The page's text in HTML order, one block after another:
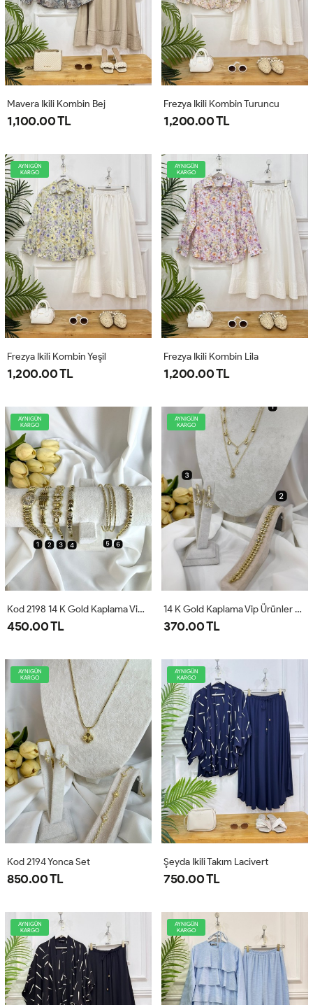
Mavera Ikili Kombin Bej
1,100.00 TL
Frezya Ikili Kombin Turuncu
1,200.00 TL
AYNIGÜN
KARGO
Frezya Ikili Kombin Yeşil
1,200.00 TL
AYNIGÜN
KARGO
Frezya Ikili Kombin Lila
1,200.00 TL
AYNIGÜN
KARGO
Kod 2198 14 K Gold Kaplama Vip Bileklik
450.00 TL
AYNIGÜN
KARGO
14 K Gold Kaplama Vip Ürünler Kod 2196
370.00 TL
AYNIGÜN
KARGO
Kod 2194 Yonca Set
850.00 TL
AYNIGÜN
KARGO
Şeyda Ikili Takım Lacivert
750.00 TL
AYNIGÜN
KARGO
AYNIGÜN
KARGO